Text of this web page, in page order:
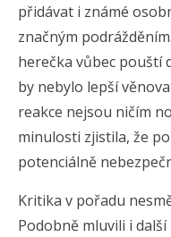
přidávat i známé
značným
herečka vůbec pouští
by nebylo lepší
reakce nejsou ničím
minulosti zjistila, že
potenciálně
Kritika v pořadu
Podobně mluvili i